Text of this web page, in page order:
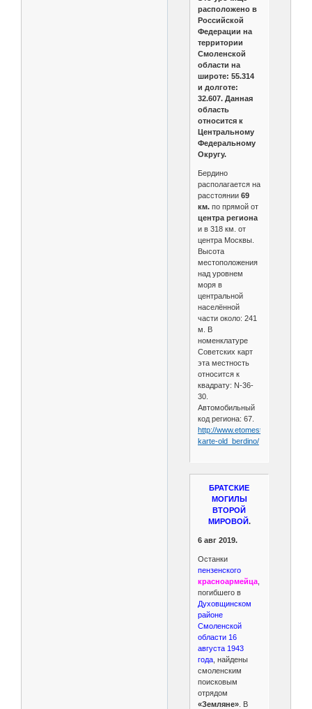
расположено в
Российской
Федерации на
территории
Смоленской
области на
широте: 55.314
и долготе:
32.607. Данная
область
относится к
Центральному
Федеральному
Округу.
Бердино
располагается на
расстоянии69
км.по прямой от
центра региона
и в 318 км. от
центра Москвы.
Высота
местоположения
над уровнем
моря в
центральной
населённой
части около: 241
м. В
номенклатуре
Советских карт
эта местность
относится к
квадрату: N-36-
30.
Автомобильный
код региона: 67.
http://www.etomesto.ru/na-
karte-old_berdino/
БРАТСКИЕ
МОГИЛЫ
ВТОРОЙ
МИРОВОЙ.
6 авг 2019.
Останки
пензенского
красноармейца,
погибшего в
Духовщинском
районе
Смоленской
области 16
августа 1943
года, найдены
смоленским
поисковым
отрядом
«Земляне». В